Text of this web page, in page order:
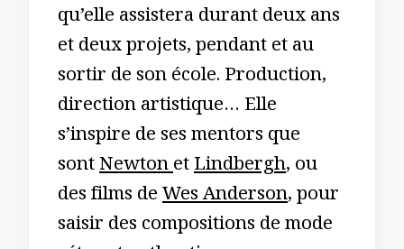
qu’elle assistera durant deux ans
et deux projets, pendant et au
sortir de son école. Production,
direction artistique… Elle
s’inspire de ses mentors que
sontNewtonetLindbergh, ou
des films deWes Anderson, pour
saisir des compositions de mode